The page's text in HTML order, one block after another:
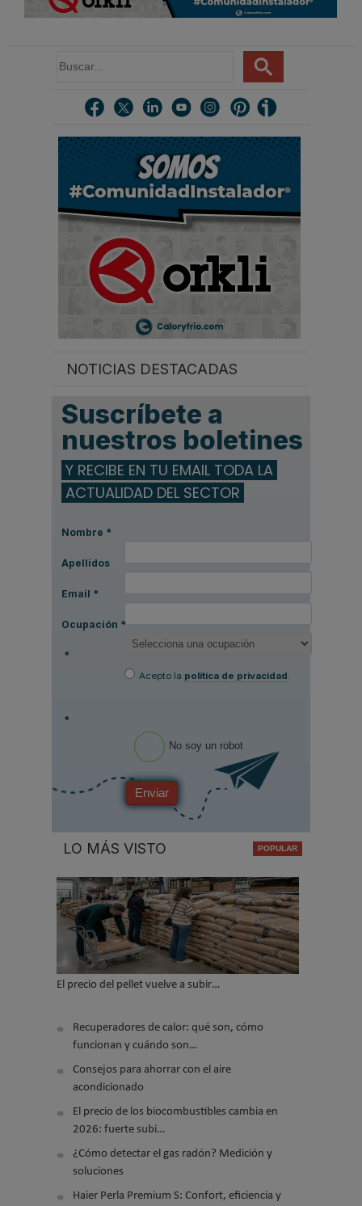
u
r
.
NOTICIAS DESTACADAS
Suscríbete a
nuestros boletines
Y RECIBE EN TU EMAIL TODA LA
ACTUALIDAD DEL SECTOR
Nombre *
Apellidos
Email *
Ocupación *
*
Acepto la política de privacidad.
*
No soy un robot
Enviar
LO MÁS VISTO
El precio del pellet vuelve a subir…
Recuperadores de calor: qué son, cómo
funcionan y cuándo son…
Consejos para ahorrar con el aire
acondicionado
El precio de los biocombustibles cambia en
2026: fuerte subi…
¿Cómo detectar el gas radón? Medición y
soluciones
Haier Perla Premium S: Confort, eficiencia y